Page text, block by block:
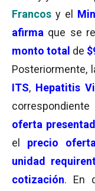
Francos y el
afirma que se
monto total de
Posteriormente,
ITS, Hepatitis
correspondiente
oferta
el precio
unidad
cotización. En